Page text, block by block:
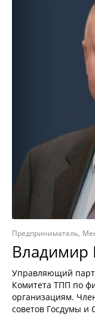
Предприниматель
Владимир
Управляющий
Комитета ТПП по
организациям.
советов Госдумы и